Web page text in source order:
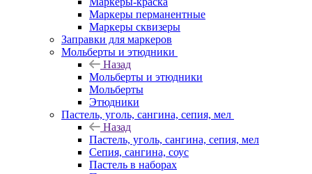
Маркеры перманентные
Маркеры сквизеры
Заправки для маркеров
Мольберты и этюдники
Назад
Мольберты и этюдники
Мольберты
Этюдники
Пастель, уголь, сангина, сепия, мел
Назад
Пастель, уголь, сангина, сепия, мел
Сепия, сангина, соус
Пастель в наборах